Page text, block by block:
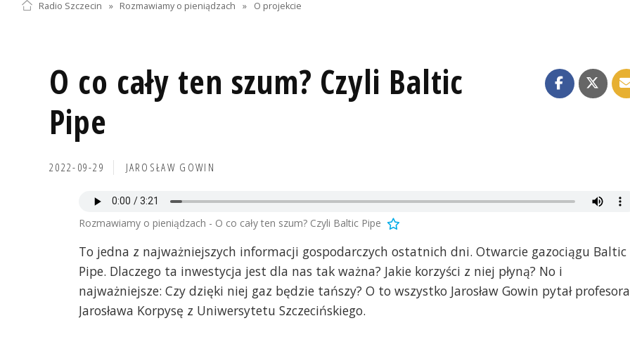
Radio Szczecin » Rozmawiamy o pieniądzach » O projekcie
O co cały ten szum? Czyli Baltic
Pipe
2022-09-29 JAROSŁAW GOWIN
Rozmawiamy o pieniądzach - O co cały ten szum? Czyli Baltic Pipe
To jedna z najważniejszych informacji gospodarczych ostatnich dni. Otwarcie gazociągu Baltic
Pipe. Dlaczego ta inwestycja jest dla nas tak ważna? Jakie korzyści z niej płyną? No i
najważniejsze: Czy dzięki niej gaz będzie tańszy? O to wszystko Jarosław Gowin pytał profesora
Jarosława Korpysę z Uniwersytetu Szczecińskiego.